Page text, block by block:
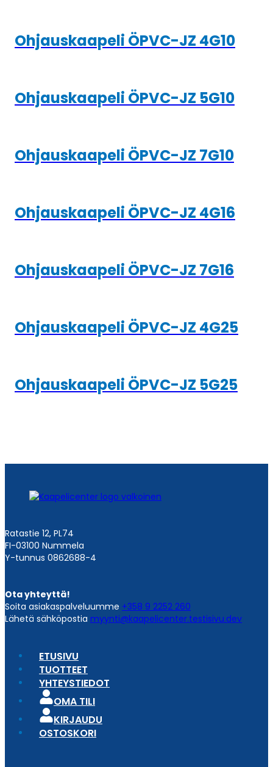
Ohjauskaapeli ÖPVC-JZ 4G10
Ohjauskaapeli ÖPVC-JZ 5G10
Ohjauskaapeli ÖPVC-JZ 7G10
Ohjauskaapeli ÖPVC-JZ 4G16
Ohjauskaapeli ÖPVC-JZ 7G16
Ohjauskaapeli ÖPVC-JZ 4G25
Ohjauskaapeli ÖPVC-JZ 5G25
Ratastie 12, PL74
FI-03100 Nummela
Y-tunnus 0862688-4
Ota yhteyttä!
Soita asiakaspalveluumme +358 9 2252 260
Lähetä sähköpostia myynti@kaapelicenter.testisivu.dev
ETUSIVU
TUOTTEET
YHTEYSTIEDOT
OMA TILI
KIRJAUDU
OSTOSKORI